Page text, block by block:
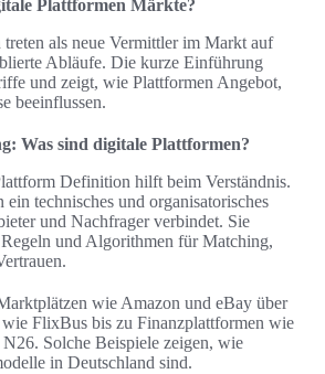
Plattformen Märkte?
als neue Vermittler im Markt auf
Abläufe. Die kurze Einführung
und zeigt, wie Plattformen Angebot,
beeinflussen.
Was sind digitale Plattformen?
Definition hilft beim Verständnis.
ein technisches und organisatorisches
und Nachfrager verbindet. Sie
und Algorithmen für Matching,
wie Amazon und eBay über
FlixBus bis zu Finanzplattformen wie
Solche Beispiele zeigen, wie
in Deutschland sind.